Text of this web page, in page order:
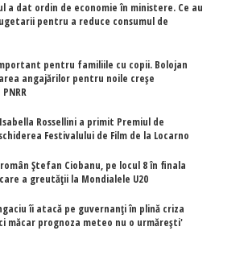
a dat ordin de economie în ministere. Ce au
pentru a reduce consumul de
pentru familiile cu copii. Bolojan
angajărilor pentru noile creșe
Rossellini a primit Premiul de
Festivalului de Film de la Locarno
Ștefan Ciobanu, pe locul 8 în finala
a greutății la Mondialele U20
îi atacă pe guvernanți în plină criza
măcar prognoza meteo nu o urmărești'